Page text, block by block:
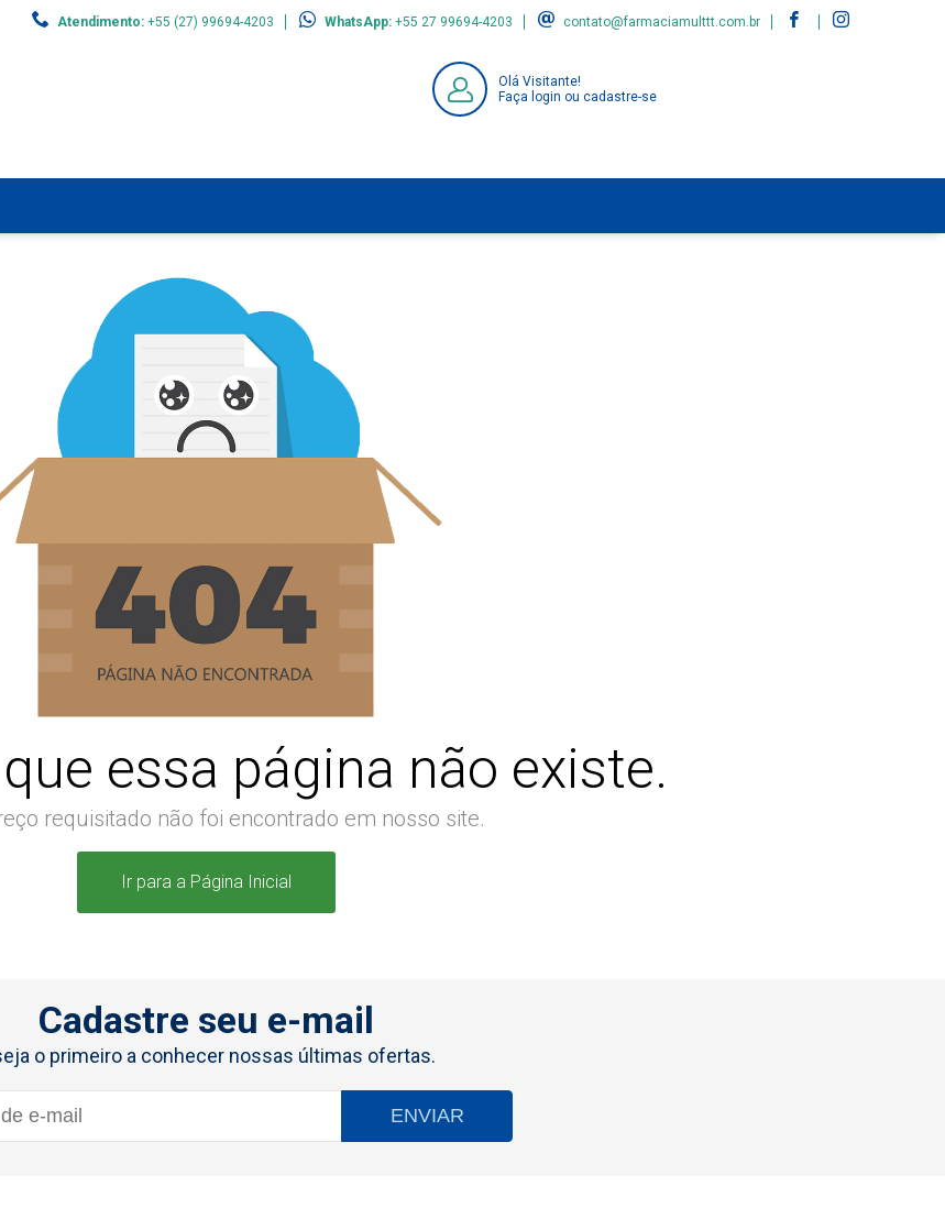
Atendimento: +55 (27) 99694-4203 WhatsApp: +55 27 99694-4203 contato@farmaciamulttt.com.br
Olá Visitante!
Faça login ou cadastre-se
essa página não existe.
requisitado não foi encontrado em nosso site.
Ir para a Página Inicial
Cadastre seu e-mail
o primeiro a conhecer nossas últimas ofertas.
ENVIAR